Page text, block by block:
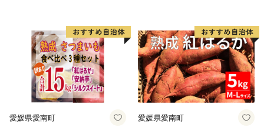
野菜
愛媛県愛南町 愛媛県愛南町